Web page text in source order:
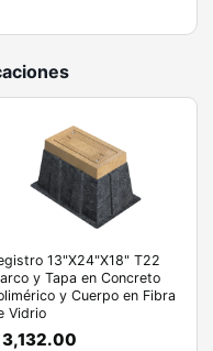
13"X24"X18" T22
y Tapa en Concreto
y Cuerpo en Fibra
Vidrio